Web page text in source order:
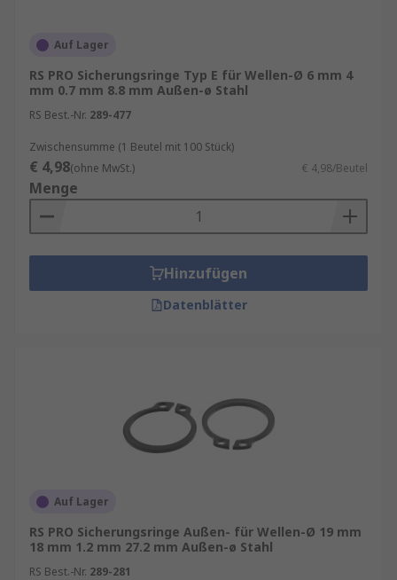
Auf Lager
RS PRO Sicherungsringe Typ E für Wellen-Ø 6 mm 4
mm 0.7 mm 8.8 mm Außen-ø Stahl
RS Best.-Nr. 289-477
Zwischensumme (1 Beutel mit 100 Stück)
€ 4,98(ohne MwSt.) € 4,98/Beutel
Menge
Hinzufügen
Datenblätter
Auf Lager
RS PRO Sicherungsringe Außen- für Wellen-Ø 19 mm
18 mm 1.2 mm 27.2 mm Außen-ø Stahl
RS Best.-Nr. 289-281